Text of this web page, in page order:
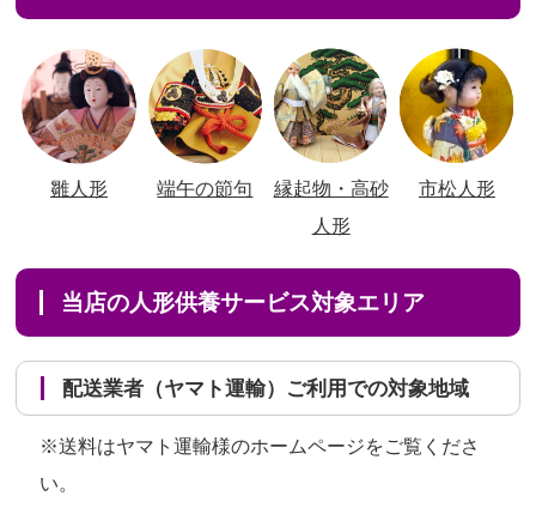
雛人形 端午の節句
縁起物・高砂
人形
市松人形
当店の人形供養サービス対象エリア
配送業者（ヤマト運輸）ご利用での対象地域
※送料はヤマト運輸様のホームページをご覧くださ
い。